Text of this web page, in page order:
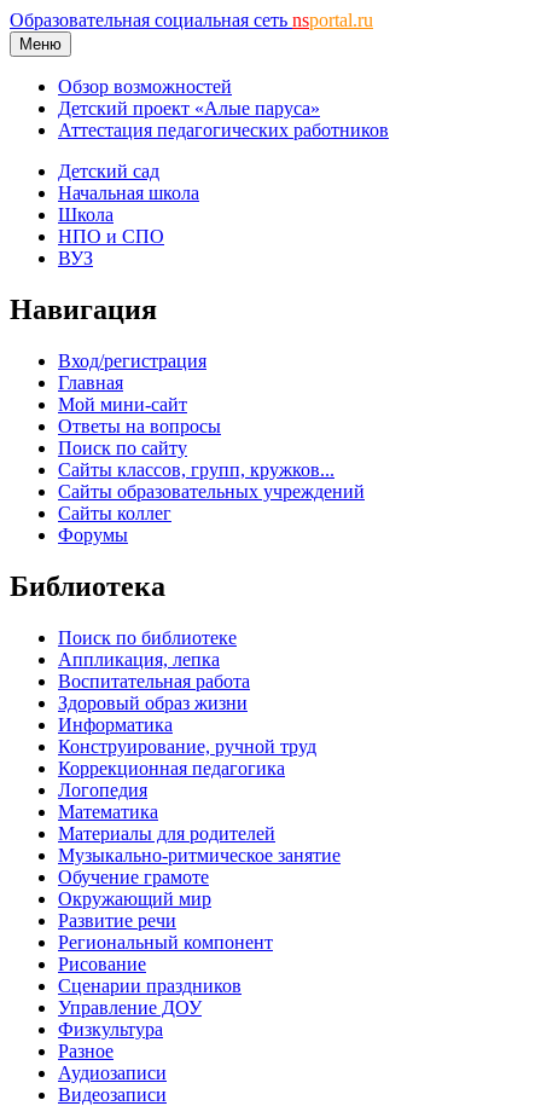
Образовательная социальная сеть nsportal.ru
Меню
Обзор возможностей
Детский проект «Алые паруса»
Аттестация педагогических работников
Детский сад
Начальная школа
Школа
НПО и СПО
ВУЗ
Навигация
Вход/регистрация
Главная
Мой мини-сайт
Ответы на вопросы
Поиск по сайту
Сайты классов, групп, кружков...
Сайты образовательных учреждений
Сайты коллег
Форумы
Библиотека
Поиск по библиотеке
Аппликация, лепка
Воспитательная работа
Здоровый образ жизни
Информатика
Конструирование, ручной труд
Коррекционная педагогика
Логопедия
Математика
Материалы для родителей
Музыкально-ритмическое занятие
Обучение грамоте
Окружающий мир
Развитие речи
Региональный компонент
Рисование
Сценарии праздников
Управление ДОУ
Физкультура
Разное
Аудиозаписи
Видеозаписи